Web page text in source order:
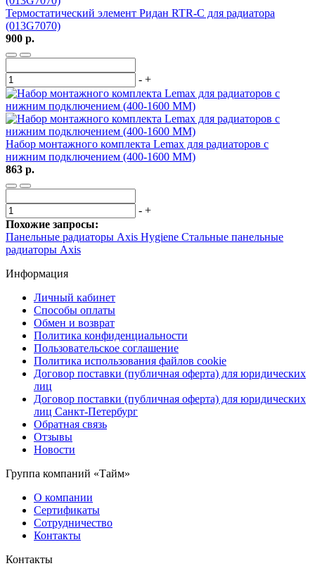
Термостатический элемент Ридан RTR-C для радиатора
(013G7070)
900 р.
- +
Набор монтажного комплекта Lemax для радиаторов с
нижним подключением (400-1600 ММ)
863 р.
- +
Похожие запросы:
Панельные радиаторы Axis Hygiene Стальные панельные
радиаторы Axis
Информация
Личный кабинет
Способы оплаты
Обмен и возврат
Политика конфиденциальности
Пользовательское соглашение
Политика использования файлов cookie
Договор поставки (публичная оферта) для юридических
лиц
Договор поставки (публичная оферта) для юридических
лиц Санкт-Петербург
Обратная связь
Отзывы
Новости
Группа компаний «Тайм»
О компании
Сертификаты
Сотрудничество
Контакты
Контакты